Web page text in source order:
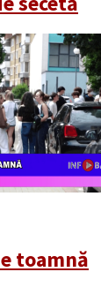
toamnă